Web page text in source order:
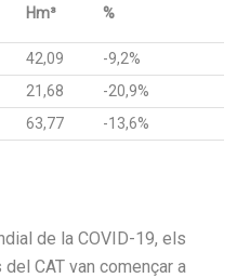
Hm³
%
42,09
-9,2%
21,68
-20,9%
63,77 -13,6%
de la COVID-19, els
CAT van començar a